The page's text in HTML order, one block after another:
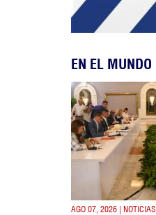
EN EL MUNDO
AGO 07, 2026 | NOTICIAS